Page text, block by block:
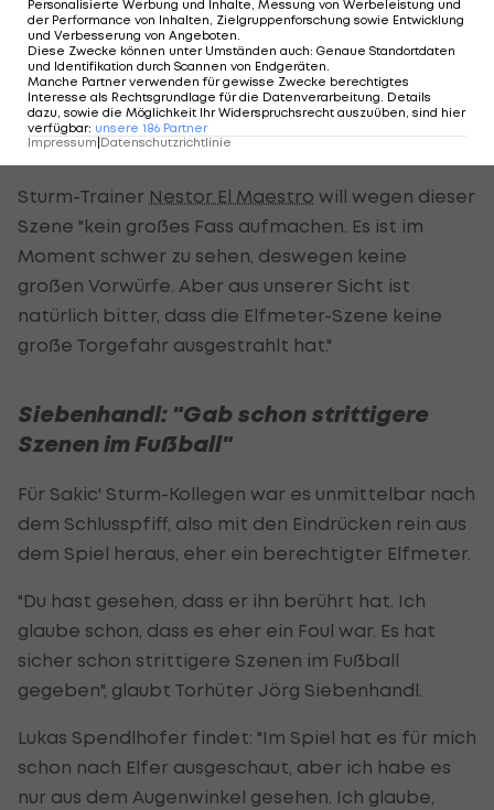
"Ich glaube, dass es einen Kontakt gibt, und wenn
es in so einer Situation einen Kontakt gibt, kann
der Schiedsrichter pfeifen. Das hat er getan.
Deshalb finde ich, geht der Elfmeter absolut
okay", meint Hartberg-Coach
Sturm-Trainer Nestor El Maestro will wegen dieser
Szene "kein großes Fass aufmachen. Es ist im
Moment schwer zu sehen, deswegen keine
großen Vorwürfe. Aber aus unserer Sicht ist
natürlich bitter, dass die Elfmeter-Szene keine
große Torgefahr ausgestrahlt hat."
Siebenhandl: "Gab schon strittigere
Szenen im Fußball"
Für Sakic' Sturm-Kollegen war es unmittelbar nach
dem Schlusspfiff, also mit den Eindrücken rein aus
dem Spiel heraus, eher ein berechtigter Elfmeter.
"Du hast gesehen, dass er ihn berührt hat. Ich
glaube schon, dass es eher ein Foul war. Es hat
sicher schon strittigere Szenen im Fußball
gegeben", glaubt Torhüter Jörg Siebenhandl.
Lukas Spendlhofer findet: "Im Spiel hat es für mich
schon nach Elfer ausgeschaut, aber ich habe es
nur aus dem Augenwinkel gesehen. Ich glaube,
Personalisierte Werbung und Inhalte, Messung von Werbeleistung und
der Performance von Inhalten, Zielgruppenforschung sowie Entwicklung
und Verbesserung von Angeboten.
Diese Zwecke können unter Umständen auch: Genaue Standortdaten
und Identifikation durch Scannen von Endgeräten.
Manche Partner verwenden für gewisse Zwecke berechtigtes
Interesse als Rechtsgrundlage für die Datenverarbeitung. Details
dazu, sowie die Möglichkeit Ihr Widerspruchsrecht auszuüben, sind hier
verfügbar: unsere 186 Partner
Impressum Datenschutzrichtlinie